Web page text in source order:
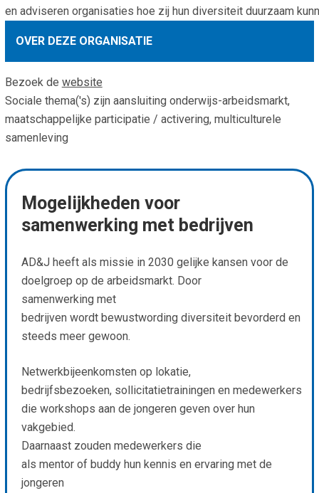
en adviseren organisaties hoe zij hun diversiteit duurzaam
OVER DEZE ORGANISATIE
Bezoek de website
Sociale thema('s) zijn aansluiting onderwijs-arbeidsmarkt,
maatschappelijke participatie / activering, multiculturele
samenleving
Mogelijkheden voor
samenwerking met bedrijven
AD&J heeft als missie in 2030 gelijke kansen voor de
doelgroep op de arbeidsmarkt. Door
samenwerking met
bedrijven wordt bewustwording diversiteit bevorderd en
steeds meer gewoon.
Netwerkbijeenkomsten op lokatie,
bedrijfsbezoeken, sollicitatietrainingen en medewerkers
die workshops aan de jongeren geven over hun
vakgebied.
Daarnaast zouden medewerkers die
als mentor of buddy hun kennis en ervaring met de
jongeren